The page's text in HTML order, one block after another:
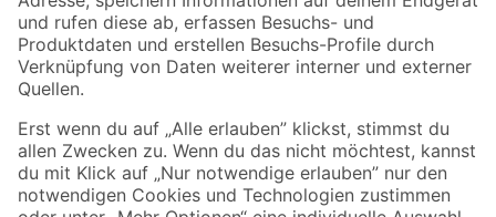
Zahlungsarten Versandarten
Sicher einkaufen
Jetzt die toom-App herunterladen